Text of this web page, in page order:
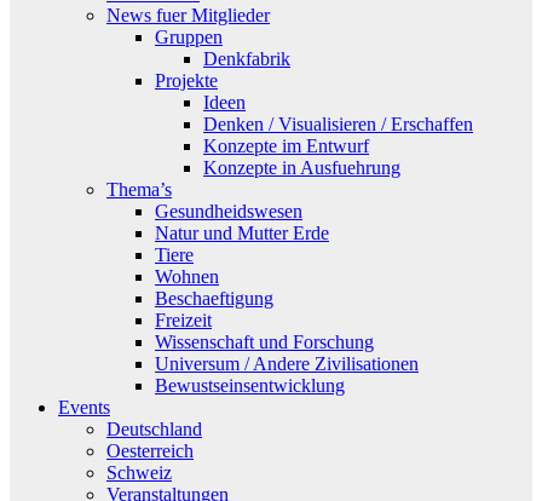
News fuer Mitglieder
Gruppen
Denkfabrik
Projekte
Ideen
Denken / Visualisieren / Erschaffen
Konzepte im Entwurf
Konzepte in Ausfuehrung
Thema’s
Gesundheidswesen
Natur und Mutter Erde
Tiere
Wohnen
Beschaeftigung
Freizeit
Wissenschaft und Forschung
Universum / Andere Zivilisationen
Bewustseinsentwicklung
Events
Deutschland
Oesterreich
Schweiz
Veranstaltungen